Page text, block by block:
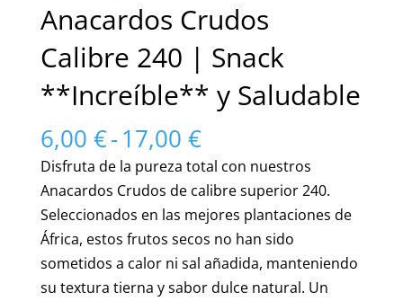
Anacardos Crudos
Calibre 240 | Snack
**Increíble** y Saludable
6,00 €-17,00 €Rango
de
precios:
desde
6,00 €
hasta
17,00 €
Disfruta de la pureza total con nuestros
Anacardos Crudos de calibre superior 240.
Seleccionados en las mejores plantaciones de
África, estos frutos secos no han sido
sometidos a calor ni sal añadida, manteniendo
su textura tierna y sabor dulce natural. Un